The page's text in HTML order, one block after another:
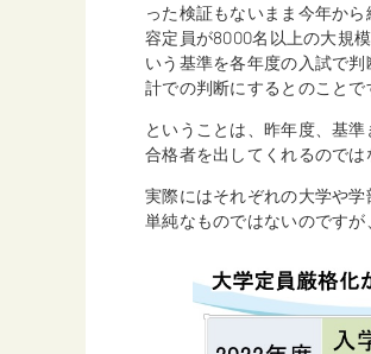
った検証もないまま今年か
容定員が8000名以上の大規
いう基準を各年度の入試で
計での判断にするとのことで
ということは、昨年度、基
合格者を出してくれるのでは
実際にはそれぞれの大学や
単純なものではないのです